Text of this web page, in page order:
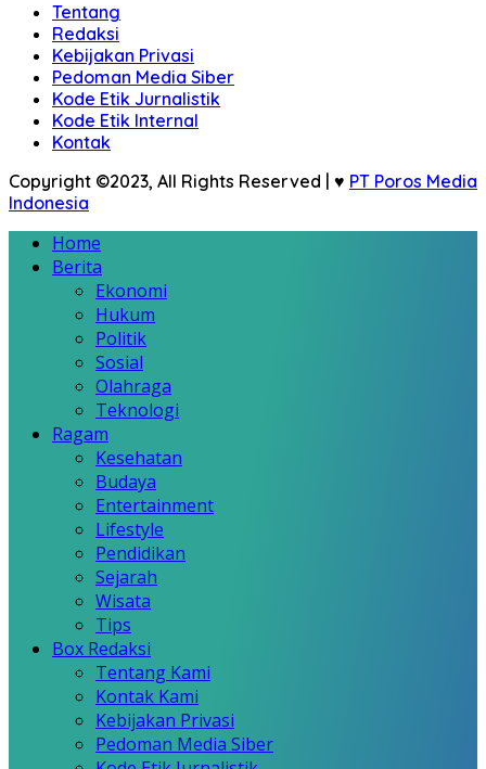
Tentang
Redaksi
Kebijakan Privasi
Pedoman Media Siber
Kode Etik Jurnalistik
Kode Etik Internal
Kontak
Copyright ©2023, All Rights Reserved | ♥ PT Poros Media
Indonesia
Home
Berita
Ekonomi
Hukum
Politik
Sosial
Olahraga
Teknologi
Ragam
Kesehatan
Budaya
Entertainment
Lifestyle
Pendidikan
Sejarah
Wisata
Tips
Box Redaksi
Tentang Kami
Kontak Kami
Kebijakan Privasi
Pedoman Media Siber